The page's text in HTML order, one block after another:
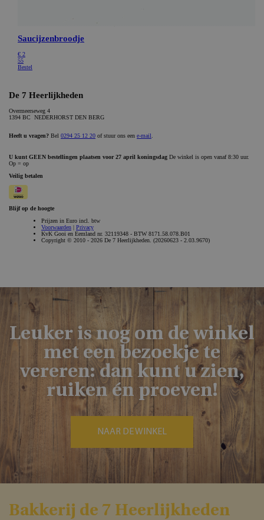
Leuker is nog om de winkel
met een bezoekje te
vereren: dan kunt u zien,
ruiken én proeven!
NAAR DE WINKEL
Bakkerĳ de 7 Heerlĳkheden
webshop.bakkerijde7heerlijkheden.nl